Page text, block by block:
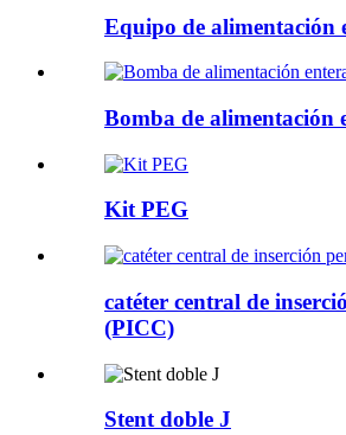
Equipo de alimentación
Bomba de alimentación
Kit PEG
catéter central de
(PICC)
Stent doble J